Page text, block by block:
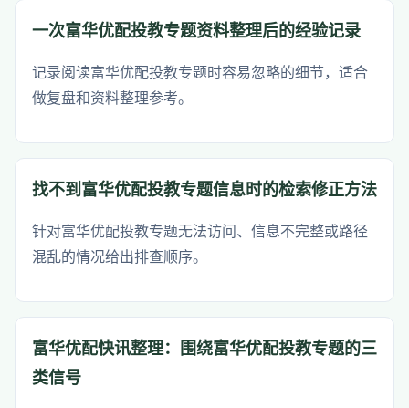
一次富华优配投教专题资料整理后的经验记录
记录阅读富华优配投教专题时容易忽略的细节，适合
做复盘和资料整理参考。
找不到富华优配投教专题信息时的检索修正方法
针对富华优配投教专题无法访问、信息不完整或路径
混乱的情况给出排查顺序。
富华优配快讯整理：围绕富华优配投教专题的三
类信号